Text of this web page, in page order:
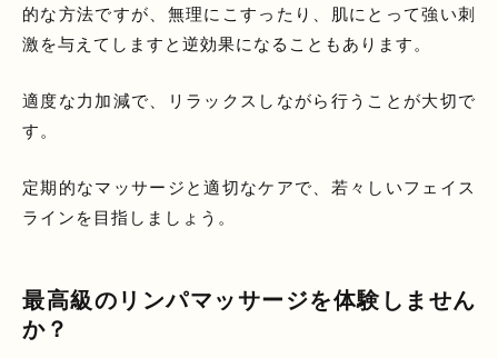
的な方法ですが、無理にこすったり、肌にとって強い刺
激を与えてしますと逆効果になることもあります。
適度な力加減で、リラックスしながら行うことが大切で
す。
定期的なマッサージと適切なケアで、若々しいフェイス
ラインを目指しましょう。
最高級のリンパマッサージを体験しません
か？